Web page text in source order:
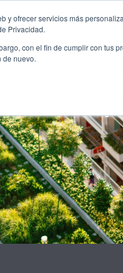
ofrecer servicios más
Privacidad.
con el fin de cumplir con tus
de nuevo.
que